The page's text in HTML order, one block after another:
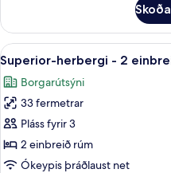
reyklaust
herbergi
1
stórt
tvíbreitt
rúm
reyklaust
Skoða
allar
myndir
fyrir
Superior-
herbergi
-
6
Superior-herbergi - 2
Borgarútsýni
33 fermetrar
Pláss fyrir 3
2 einbreið rúm
Ókeypis þráðlaust net